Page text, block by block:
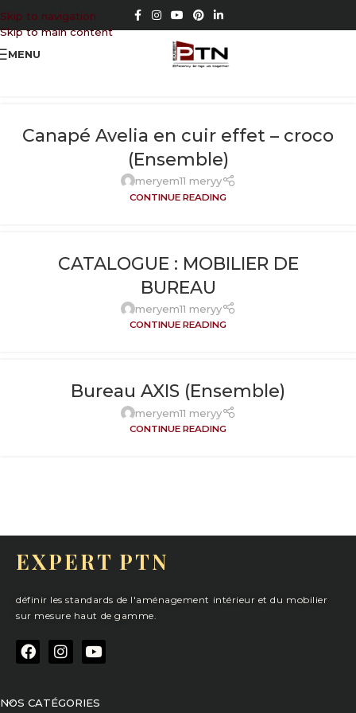
Skip to navigation
Skip to main content
MENU
CATALOGUE : MOBILIER INTÉRIEUR
meryem11 meryy
CONTINUE READING
Canapé Avelia en cuir effet – croco
(Ensemble)
meryem11 meryy
CONTINUE READING
CATALOGUE : MOBILIER DE
BUREAU
meryem11 meryy
CONTINUE READING
Bureau AXIS (Ensemble)
meryem11 meryy
CONTINUE READING
EXPERT PTN
définir les standards de l'aménagement intérieur et du mobilier
sur mesure haut de gamme.
NOS CATÉGORIES